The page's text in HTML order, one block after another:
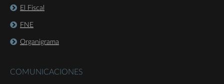
El Fiscal
FNE
Organigrama
COMUNICACIONES